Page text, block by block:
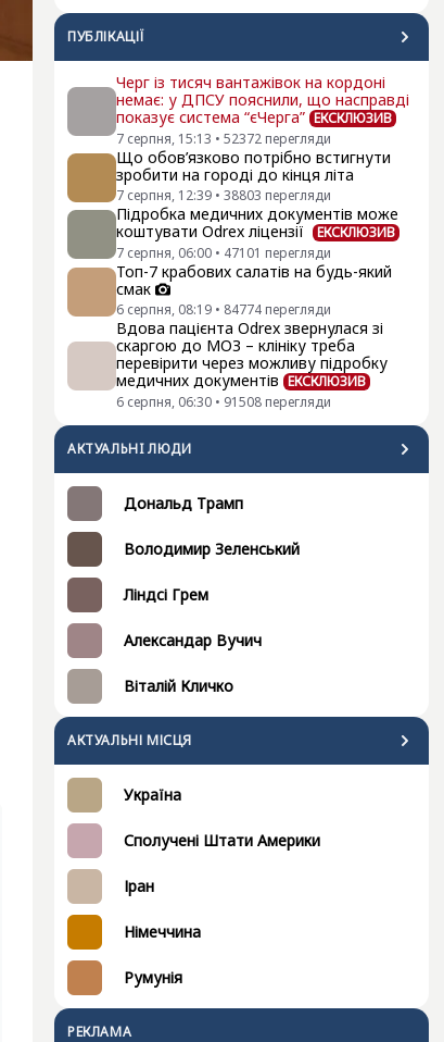
ПУБЛІКАЦІЇ
Черг із тисяч вантажівок на кордоні
немає: у ДПСУ пояснили, що насправді
показує система “єЧерга” ЕКСКЛЮЗИВ
7 серпня, 15:13 • 52372 перегляди
Що обов’язково потрібно встигнути
зробити на городі до кінця літа
7 серпня, 12:39 • 38803 перегляди
Підробка медичних документів може
коштувати Odrex ліцензії
ЕКСКЛЮЗИВ
7 серпня, 06:00 • 47101 перегляди
Топ-7 крабових салатів на будь-який
смак
6 серпня, 08:19 • 84774 перегляди
Вдова пацієнта Odrex звернулася зі
скаргою до МОЗ – клініку треба
перевірити через можливу підробку
медичних документів ЕКСКЛЮЗИВ
6 серпня, 06:30 • 91508 перегляди
АКТУАЛЬНI ЛЮДИ
Дональд Трамп
Володимир Зеленський
Ліндсі Грем
Александар Вучич
Віталій Кличко
АКТУАЛЬНІ МІСЦЯ
Україна
Сполучені Штати Америки
Іран
Німеччина
Румунія
РЕКЛАМА